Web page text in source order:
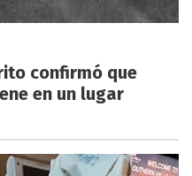
confirmó que
en un lugar